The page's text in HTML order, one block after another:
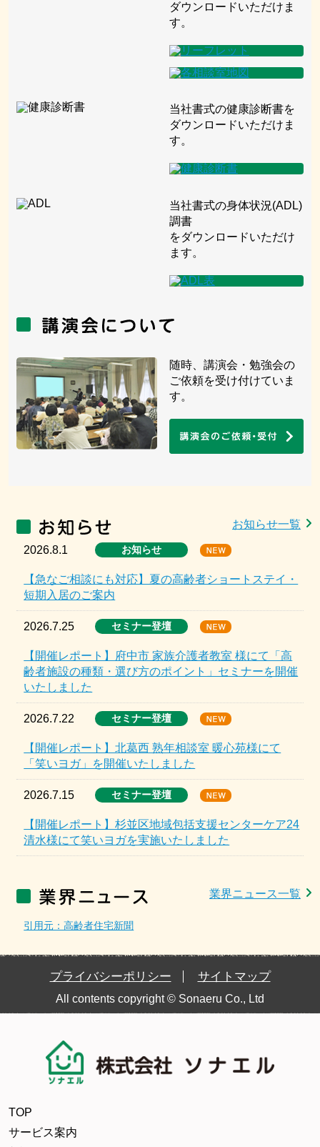
ダウンロードいただけま
す。
当社書式の健康診断書を
ダウンロードいただけま
す。
当社書式の身体状況(ADL)
調書
をダウンロードいただけ
ます。
随時、講演会・勉強会の
ご依頼を受け付けていま
す。
お知らせ一覧
2026.8.1 お知らせ
【急なご相談にも対応】夏の高齢者ショートステイ・
短期入居のご案内
2026.7.25 セミナー登壇
【開催レポート】府中市 家族介護者教室 様にて「高
齢者施設の種類・選び方のポイント」セミナーを開催
いたしました
2026.7.22 セミナー登壇
【開催レポート】北葛西 熟年相談室 暖心苑様にて
「笑いヨガ」を開催いたしました
2026.7.15 セミナー登壇
【開催レポート】杉並区地域包括支援センターケア24
清水様にて笑いヨガを実施いたしました
業界ニュース一覧
引用元：高齢者住宅新聞
プライバシーポリシー サイトマップ
All contents copyright © Sonaeru Co., Ltd
TOP
サービス案内